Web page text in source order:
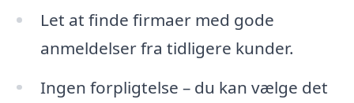
Let at finde firmaer med gode
anmeldelser fra tidligere kunder.
Ingen forpligtelse – du kan vælge det